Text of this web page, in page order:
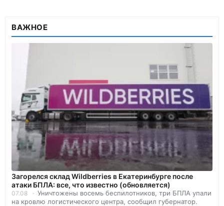
ВАЖНОЕ
Загорелся склад Wildberries в Екатеринбурге после
атаки БПЛА: все, что известно (обновляется)
07.08
Уничтожены восемь беспилотников, три БПЛА упали
на кровлю логистического центра, сообщил губернатор.